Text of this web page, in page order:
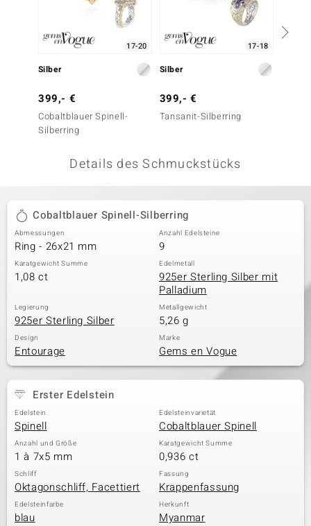
Collection
BY DE MELO
17-20
Silber
399,- €
Cobaltblauer Spinell-
Silberring
17-18
Silber
399,- €
Tansanit-Silberring
Details des Schmuckstücks
Cobaltblauer Spinell-Silberring
Abmessungen
Ring - 26x21 mm
Anzahl Edelsteine
9
Karatgewicht Summe
1,08 ct
Edelmetall
925er Sterling Silber mit
Palladium
Legierung
925er Sterling Silber
Metallgewicht
5,26 g
Design
Entourage
Marke
Gems en Vogue
Erster Edelstein
Edelstein
Spinell
Edelsteinvarietät
Cobaltblauer Spinell
Anzahl und Größe
1 à 7x5 mm
Karatgewicht Summe
0,936 ct
Schliff
Oktagonschliff, Facettiert
Fassung
Krappenfassung
Edelsteinfarbe
blau
Herkunft
Myanmar